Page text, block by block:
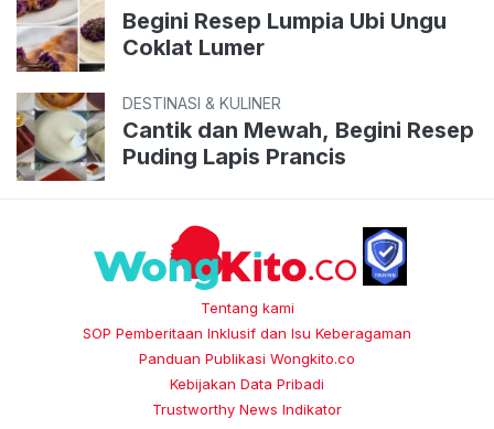
Begini Resep Lumpia Ubi Ungu
Coklat Lumer
DESTINASI & KULINER
Cantik dan Mewah, Begini Resep
Puding Lapis Prancis
Tentang kami
SOP Pemberitaan Inklusif dan Isu Keberagaman
Panduan Publikasi Wongkito.co
Kebijakan Data Pribadi
Trustworthy News Indikator